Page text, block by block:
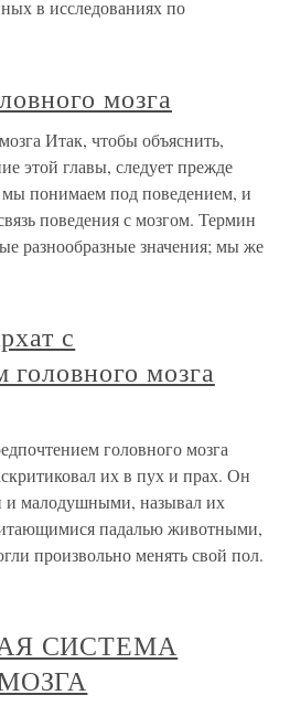
в исследованиях по
мозга
Итак, чтобы объяснить,
этой главы, следует прежде
мы понимаем под поведением, и
поведения с мозгом. Термин
разнообразные значения; мы же
с
головного мозга
головного мозга
их в пух и прах. Он
и малодушными, называл их
падалью животными,
произвольно менять свой пол.
СИСТЕМА